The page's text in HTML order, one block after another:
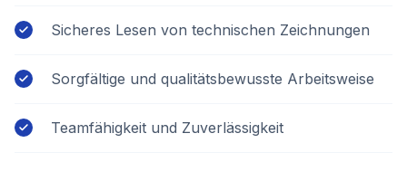
Sicheres Lesen von technischen Zeichnungen
Sorgfältige und qualitätsbewusste Arbeitsweise
Teamfähigkeit und Zuverlässigkeit